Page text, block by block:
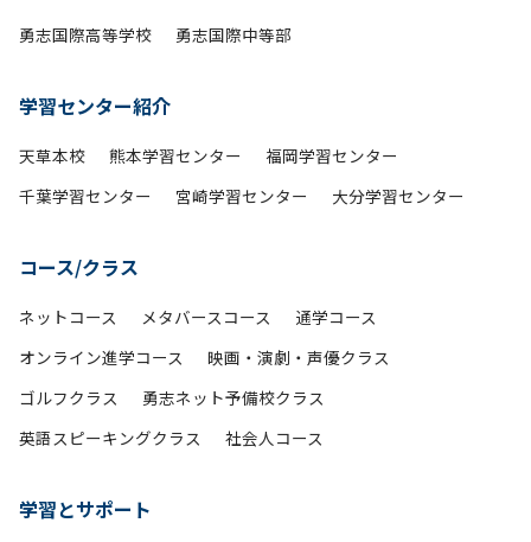
勇志国際高等学校 勇志国際中等部
学習センター紹介
天草本校 熊本学習センター
福岡学習センター
千葉学習センター
宮崎学習センター 大分学習センター
コース/クラス
ネットコース メタバースコース
通学コース
オンライン進学コース
映画・演劇・声優クラス
ゴルフクラス
勇志ネット予備校クラス
英語スピーキングクラス
社会人コース
学習とサポート